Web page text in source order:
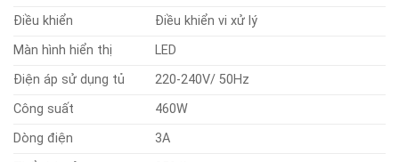
Điều khiển
Điều khiển vi xử lý
Màn hình hiển thị
LED
Điện áp sử dụng tủ
220-240V/ 50Hz
Công suất
460W
Dòng điện
3A